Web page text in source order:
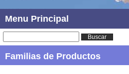
Menu Principal
Buscar
Familias de Productos